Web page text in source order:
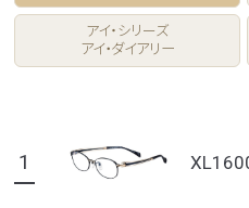
アイ・シリーズ
アイ・ダイアリー
1